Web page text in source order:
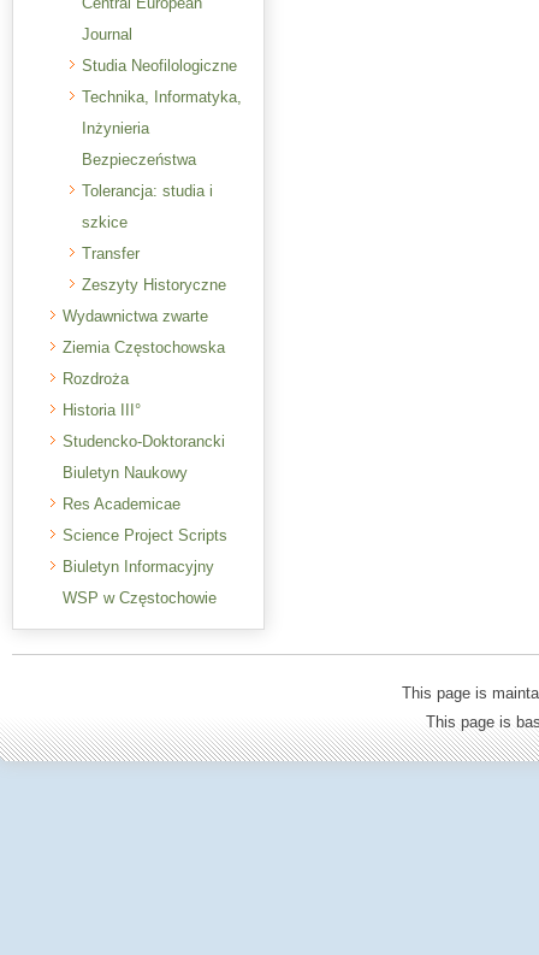
Journal
Studia Neofilologiczne
Technika, Informatyka,
Inżynieria
Bezpieczeństwa
Tolerancja: studia i
szkice
Transfer
Zeszyty Historyczne
Wydawnictwa zwarte
Ziemia Częstochowska
Rozdroża
Historia III°
Studencko-Doktorancki
Biuletyn Naukowy
Res Academicae
Science Project Scripts
Biuletyn Informacyjny
WSP w Częstochowie
This page is
This page is